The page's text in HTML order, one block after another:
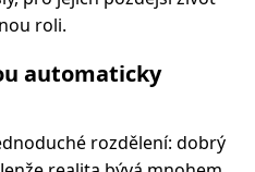
roli.
automaticky
rozdělení: dobrý